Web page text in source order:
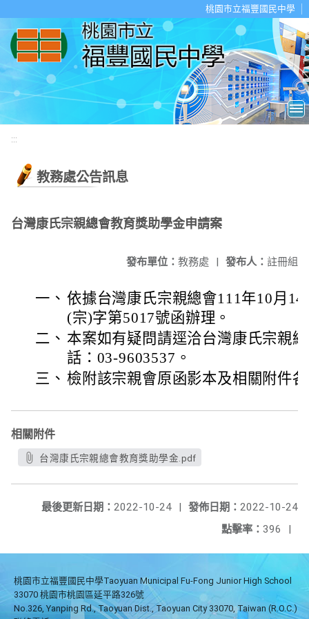
桃園市立福豐國民中學
:::
教務處公告訊息
台灣康氏宗親總會教育獎助學金申請案
發布人： 註冊組
發布單位： 教務處 |
一、 依據台灣康氏宗親總會111年10月
(宗)字第5017號函辦理。
二、 本案如有疑問請逕洽台灣康氏宗親
話：03-9603537。
三、 檢附該宗親會原函影本及相關附件
相關附件
台灣康氏宗親總會教育獎助學金.pdf
發佈日期： 2022-10-24
最後更新日期： 2022-10-24
|
點擊率： 396 |
桃園市立福豐國民中學Taoyuan Municipal Fu-Fong Junior High School
33070 桃園市桃園區延平路326號
No.326, Yanping Rd., Taoyuan Dist., Taoyuan City 33070, Taiwan (R.O.C.)